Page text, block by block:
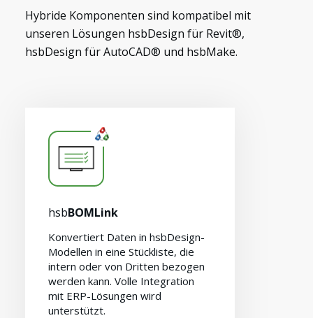
Hybride Komponenten sind kompatibel mit
unseren Lösungen hsbDesign für Revit®,
hsbDesign für AutoCAD® und hsbMake.
hsbBOMLink
Konvertiert Daten in hsbDesign-
Modellen in eine Stückliste, die
intern oder von Dritten bezogen
werden kann. Volle Integration
mit ERP-Lösungen wird
unterstützt.